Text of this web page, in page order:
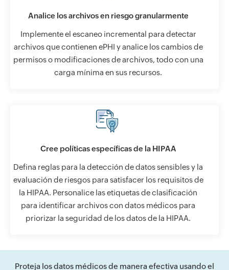
Analice los archivos en riesgo granularmente
Implemente el escaneo incremental para detectar
archivos que contienen ePHI y analice los cambios de
permisos o modificaciones de archivos, todo con una
carga mínima en sus recursos.
Cree políticas específicas de la HIPAA
Defina reglas para la detección de datos sensibles y la
evaluación de riesgos para satisfacer los requisitos de
la HIPAA. Personalice las etiquetas de clasificación
para identificar archivos con datos médicos para
priorizar la seguridad de los datos de la HIPAA.
Proteja los datos médicos de manera efectiva usando el